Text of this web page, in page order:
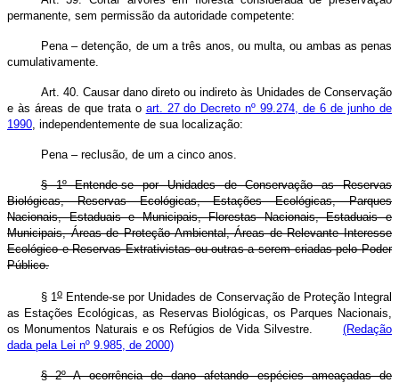
permanente, sem permissão da autoridade competente:
Pena – detenção, de um a três anos, ou multa, ou ambas as penas
cumulativamente.
Art. 40. Causar dano direto ou indireto às Unidades de Conservação
e às áreas de que trata o art. 27 do Decreto nº 99.274, de 6 de junho de
1990, independentemente de sua localização:
Pena – reclusão, de um a cinco anos.
§ 1º Entende-se por Unidades de Conservação as Reservas
Biológicas, Reservas Ecológicas, Estações Ecológicas, Parques
Nacionais, Estaduais e Municipais, Florestas Nacionais, Estaduais e
Municipais, Áreas de Proteção Ambiental, Áreas de Relevante Interesse
Ecológico e Reservas Extrativistas ou outras a serem criadas pelo Poder
Público.
§ 1oEntende-se por Unidades de Conservação de Proteção Integral
as Estações Ecológicas, as Reservas Biológicas, os Parques Nacionais,
os Monumentos Naturais e os Refúgios de Vida Silvestre. (Redação
dada pela Lei nº 9.985, de 2000)
§ 2º A ocorrência de dano afetando espécies ameaçadas de